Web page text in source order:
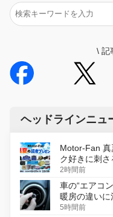
\ 記
ヘッドラインニュ
Motor-Fan 真
ク好きに刺さ
2時間前
車の“エアコ
暖房の違いに
5時間前